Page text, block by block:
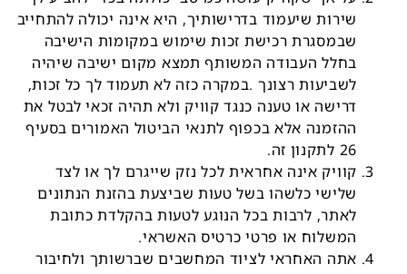
שירות שיעמוד בדרישותיך, היא אינה יכולה להתחייב
שבמסגרת רכישת זכות שימוש במקומות הישיבה
בחלל העבודה המשותף תמצא מקום ישיבה שיהיה
לשביעות רצונך .במקרה כזה לא תעמוד לך כל זכות,
דרישה או טענה כנגד קוויק ולא תהיה זכאי לבטל את
ההזמנה אלא בכפוף לתנאי הביטול האמורים בסעיף
26 לתקנון זה.
קוויק אינה אחראית לכל נזק שייגרם לך או לצד
שלישי כלשהו בשל טעות שביצעת בהזנת הנתונים
לאתר, לרבות בכל הנוגע לטעות בהקלדת כתובת
המשלוח או פרטי כרטיס האשראי.
אתה האחראי לציוד המחשבים שברשותך ולחיבור